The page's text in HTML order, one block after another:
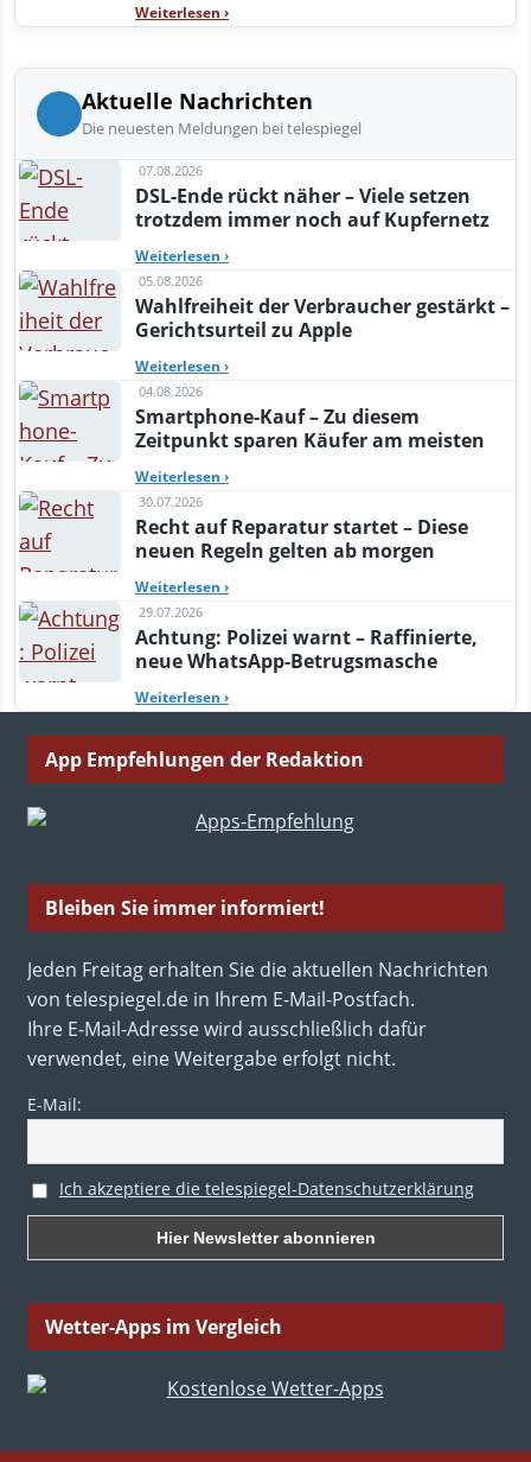
Weiterlesen ›
Aktuelle Nachrichten
Die neuesten Meldungen bei telespiegel
07.08.2026
DSL-Ende rückt näher – Viele setzen
trotzdem immer noch auf Kupfernetz
Weiterlesen ›
05.08.2026
Wahlfreiheit der Verbraucher gestärkt –
Gerichtsurteil zu Apple
Weiterlesen ›
04.08.2026
Smartphone-Kauf – Zu diesem
Zeitpunkt sparen Käufer am meisten
Weiterlesen ›
30.07.2026
Recht auf Reparatur startet – Diese
neuen Regeln gelten ab morgen
Weiterlesen ›
29.07.2026
Achtung: Polizei warnt – Raffinierte,
neue WhatsApp-Betrugsmasche
Weiterlesen ›
App Empfehlungen der Redaktion
Bleiben Sie immer informiert!
Jeden Freitag erhalten Sie die aktuellen Nachrichten
von telespiegel.de in Ihrem E-Mail-Postfach.
Ihre E-Mail-Adresse wird ausschließlich dafür
verwendet, eine Weitergabe erfolgt nicht.
E-Mail:
Ich akzeptiere die telespiegel-Datenschutzerklärung
Wetter-Apps im Vergleich